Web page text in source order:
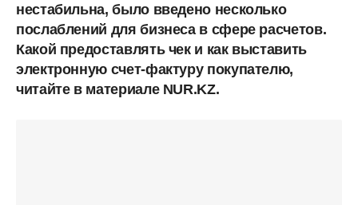
нестабильна, было введено несколько
послаблений для бизнеса в сфере расчетов.
Какой предоставлять чек и как выставить
электронную счет-фактуру покупателю,
читайте в материале NUR.KZ.